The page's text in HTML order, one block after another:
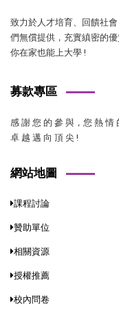
致力於人才培育、回饋社
們無償提供，充實縝密的
你在家也能上大學 !
募款專區
感 謝 您 的 參 與，您 熱 情
卓 越 邁 向 頂 尖 !
網站地圖
課程討論
贊助單位
相關資源
授權推薦
校內問卷